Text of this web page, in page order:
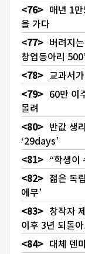
매년 1
을 가다
버려지
창업동아리
교과서
60만 이
몰려
반값 생
‘29days’
“학생이
젊은 독
에무’
창작자
이후 3년 되돌아
대체 덴